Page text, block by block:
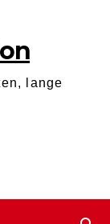
lange